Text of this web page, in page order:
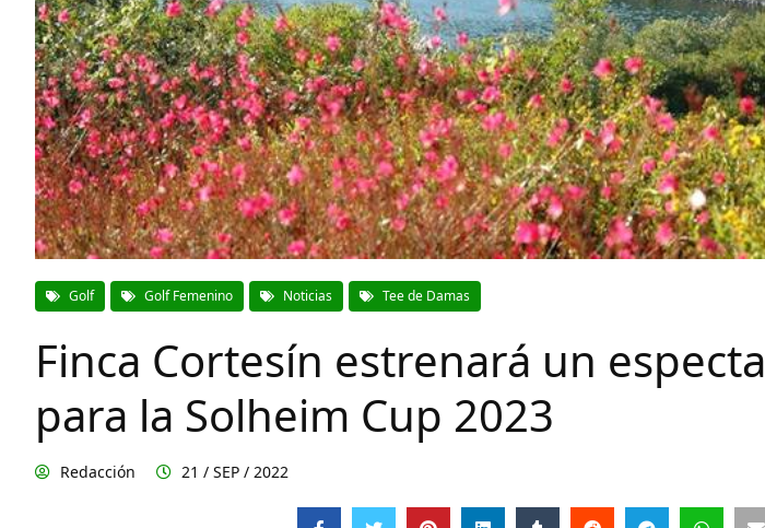
Golf Golf Femenino Noticias Tee de Damas
Finca Cortesín estrenará un
para la Solheim Cup 2023
Redacción 21 / SEP / 2022